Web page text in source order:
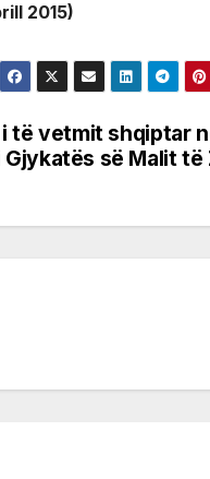
2015)
të vetmit shqiptar
Gjykatës së Malit të